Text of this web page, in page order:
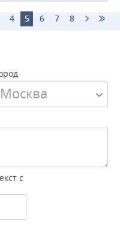
4 5 6 7 8
Москва
с